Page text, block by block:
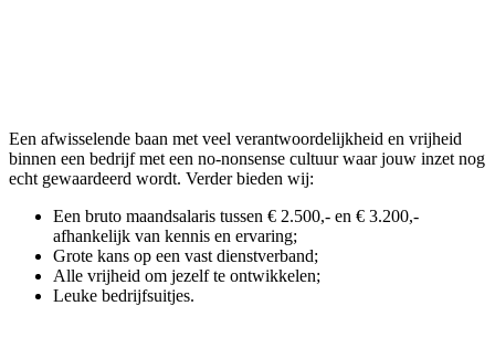
Een afwisselende baan met veel verantwoordelijkheid en vrijheid
binnen een bedrijf met een no-nonsense cultuur waar jouw inzet nog
echt gewaardeerd wordt. Verder bieden wij:
Een bruto maandsalaris tussen € 2.500,- en € 3.200,-
afhankelijk van kennis en ervaring;
Grote kans op een vast dienstverband;
Alle vrijheid om jezelf te ontwikkelen;
Leuke bedrijfsuitjes.